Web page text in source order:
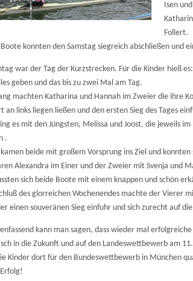
Isen
Follert.
konnten den Samstag siegreich abschließen und
war der Tag der Kurzstrecken. Für die Kinder hieß
geben und das bis zu zwei Mal am Tag.
machten Katharina und Hannah im Zweier die ihre
an links liegen ließen und den ersten Sieg des Tages
es mit den Jüngsten, Melissa und Joost, die jeweils im
.
kamen beide mit großem Vorsprung ins Ziel und
Alexandra im Einer und der Zweier mit Svenja und
sich beide Boote mit einem knappen und schön
des glorreichen Wochenendes machte der Vierer
einen souveränen Sieg einfuhr und sich zurecht auf
kann man sagen, dass wieder mal
in die Zukunft und auf den Landeswettbewerb am
Kinder dort für den Bundeswettbewerb in München